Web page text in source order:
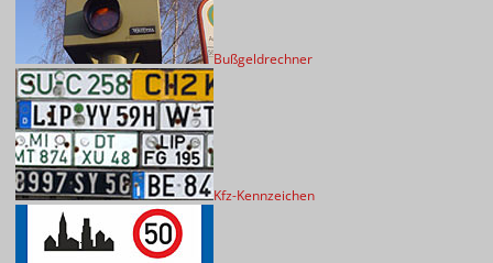
Bußgeldrechner
Kfz-Kennzeichen